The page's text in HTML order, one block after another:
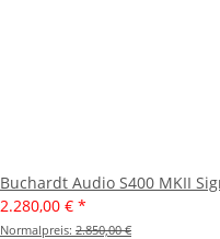
Buchardt Audio S400 MKII
2.280,00 € *
Normalpreis: 2.850,00 €